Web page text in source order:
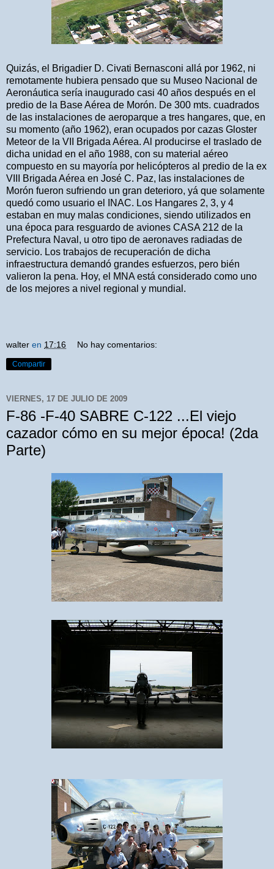
Quizás, el Brigadier D. Civati Bernasconi allá por 1962, ni
remotamente hubiera pensado que su Museo Nacional de
Aeronáutica sería inaugurado casi 40 años después en el
predio de la Base Aérea de Morón. De 300 mts. cuadrados
de las instalaciones de aeroparque a tres hangares, que, en
su momento (año 1962), eran ocupados por cazas Gloster
Meteor de la VII Brigada Aérea. Al producirse el traslado de
dicha unidad en el año 1988, con su material aéreo
compuesto en su mayoría por helicópteros al predio de la ex
VIII Brigada Aérea en José C. Paz, las instalaciones de
Morón fueron sufriendo un gran deterioro, yá que solamente
quedó como usuario el INAC. Los Hangares 2, 3, y 4
estaban en muy malas condiciones, siendo utilizados en
una época para resguardo de aviones CASA 212 de la
Prefectura Naval, u otro tipo de aeronaves radiadas de
servicio. Los trabajos de recuperación de dicha
infraestructura demandó grandes esfuerzos, pero bién
valieron la pena. Hoy, el MNA está considerado como uno
de los mejores a nivel regional y mundial.
walter en 17:16 No hay comentarios:
Compartir
VIERNES, 17 DE JULIO DE 2009
F-86 -F-40 SABRE C-122 ...El viejo
cazador cómo en su mejor época! (2da
Parte)